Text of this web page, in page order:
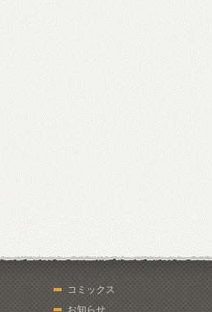
コミックス
お知らせ